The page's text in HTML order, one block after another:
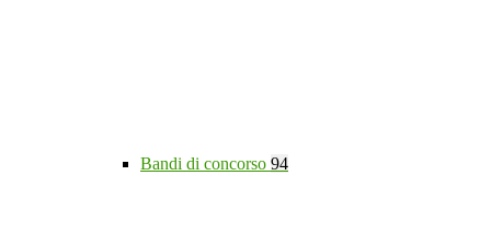
Bandi di concorso 94